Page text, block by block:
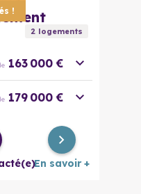
!
2logements
163 000 €
179 000 €
En savoir +